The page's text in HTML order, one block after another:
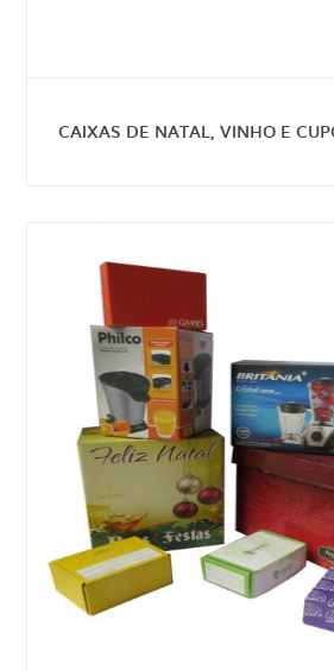
CAIXAS DE NATAL, VINHO E